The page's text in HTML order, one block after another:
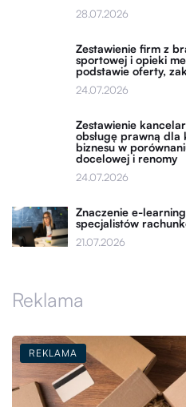
28.07.2026
Zestawienie firm z
sportowej i opieki
podstawie oferty,
24.07.2026
Zestawienie
obsługę prawną
biznesu w
docelowej i renomy
24.07.2026
Znaczenie e-
specjalistów
21.07.2026
Reklama
REKLAMA